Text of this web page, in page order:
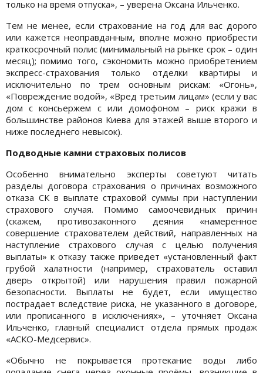
только на время отпуска», – уверена Оксана Ильченко.
Тем не менее, если страхование на год для вас дорого
или кажется неоправданным, вполне можно приобрести
краткосрочный полис (минимальный на рынке срок – один
месяц); помимо того, сэкономить можно приобретением
экспресс-страхования только отделки квартиры и
исключительно по трем основным рискам: «Огонь»,
«Повреждение водой», «Вред третьим лицам» (если у вас
дом с консьержем с или домофоном – риск кражи в
большинстве районов Киева для этажей выше второго и
ниже последнего невысок).
Подводные камни страховых полисов
Особенно внимательно эксперты советуют читать
разделы договора страхования о причинах возможного
отказа СК в выплате страховой суммы при наступлении
страхового случая. Помимо самоочевидных причин
(скажем, противозаконного деяния «намеренное
совершение страхователем действий, направленных на
наступление страхового случая с целью получения
выплаты» к отказу также приведет «установленный факт
грубой халатности (например, страхователь оставил
дверь открытой) или нарушения правил пожарной
безопасности. Выплаты не будет, если имущество
пострадает вследствие риска, не указанного в договоре,
или прописанного в исключениях», – уточняет Оксана
Ильченко, главный специалист отдела прямых продаж
«АСКО-Медсервис».
«Обычно не покрывается протекание воды либо